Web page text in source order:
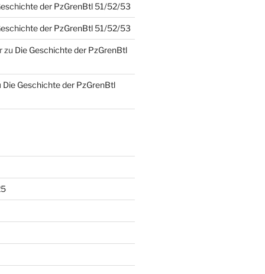
der PzGrenBtl 51/52/53
der PzGrenBtl 51/52/53
zu Die Geschichte der PzGrenBtl
Die Geschichte der PzGrenBtl